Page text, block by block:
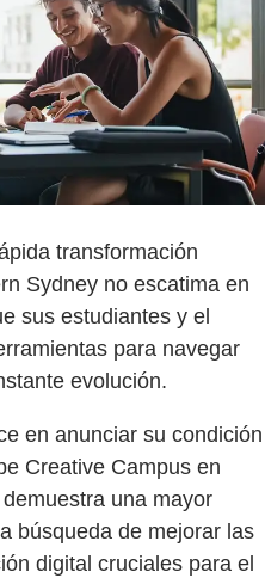
transformación
Sydney no escatima en
sus estudiantes y el
para navegar
evolución.
en anunciar su condición
Creative Campus en
una mayor
búsqueda de mejorar las
digital cruciales para el